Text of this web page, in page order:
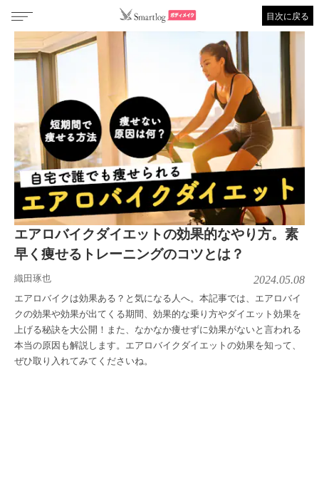
目次に戻る
エアロバイクダイエットの効果的なやり方。素
早く痩せるトレーニングのコツとは？
織田琢也 2024.05.08
エアロバイクは効果ある？と気になる人へ。本記事では、エアロバイ
クの効果や効果が出てくる期間、効果的な乗り方やダイエット効果を
上げる秘訣を大公開！また、なかなか痩せずに効果がないと言われる
本当の原因も解説します。エアロバイクダイエットの効果を知って、
ぜひ取り入れてみてくださいね。